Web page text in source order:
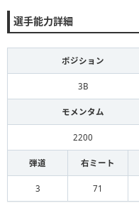
選手能力詳細
ポジション
3B
モメンタム
2200
弾道 右ミート
3 71